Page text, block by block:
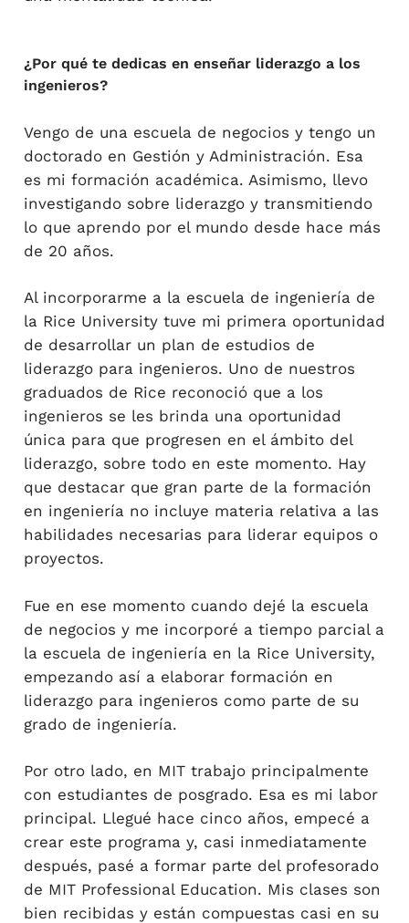
¿Por qué te dedicas en enseñar liderazgo a los
ingenieros?
Vengo de una escuela de negocios y tengo un
doctorado en Gestión y Administración. Esa
es mi formación académica. Asimismo, llevo
investigando sobre liderazgo y transmitiendo
lo que aprendo por el mundo desde hace más
de 20 años.
Al incorporarme a la escuela de ingeniería de
la Rice University tuve mi primera oportunidad
de desarrollar un plan de estudios de
liderazgo para ingenieros. Uno de nuestros
graduados de Rice reconoció que a los
ingenieros se les brinda una oportunidad
única para que progresen en el ámbito del
liderazgo, sobre todo en este momento. Hay
que destacar que gran parte de la formación
en ingeniería no incluye materia relativa a las
habilidades necesarias para liderar equipos o
proyectos.
Fue en ese momento cuando dejé la escuela
de negocios y me incorporé a tiempo parcial a
la escuela de ingeniería en la Rice University,
empezando así a elaborar formación en
liderazgo para ingenieros como parte de su
grado de ingeniería.
Por otro lado, en MIT trabajo principalmente
con estudiantes de posgrado. Esa es mi labor
principal. Llegué hace cinco años, empecé a
crear este programa y, casi inmediatamente
después, pasé a formar parte del profesorado
de MIT Professional Education. Mis clases son
bien recibidas y están compuestas casi en su